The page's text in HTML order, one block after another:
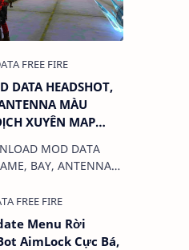
DATA HEADSHOT,
MÀU
XUYÊN MAP
1.68.12/2.68.12
KHÓA NICK
BAY, ANTENNA
1.68.12/2.68.12
Menu Rời
AimLock Cực Bá,